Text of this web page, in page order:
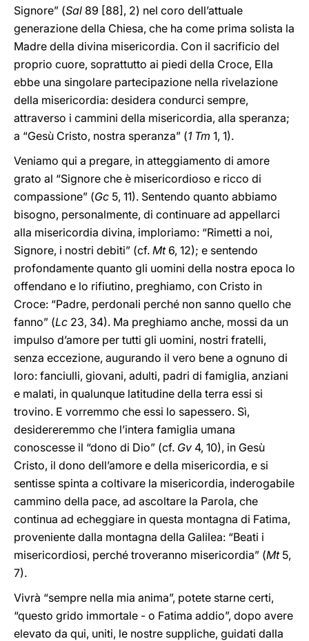
Signore” (Sal 89 [88], 2) nel coro dell’attuale
generazione della Chiesa, che ha come prima solista la
Madre della divina misericordia. Con il sacrificio del
proprio cuore, soprattutto ai piedi della Croce, Ella
ebbe una singolare partecipazione nella rivelazione
della misericordia: desidera condurci sempre,
attraverso i cammini della misericordia, alla speranza;
a “Gesù Cristo, nostra speranza” (1 Tm 1, 1).
Veniamo qui a pregare, in atteggiamento di amore
grato al “Signore che è misericordioso e ricco di
compassione” (Gc 5, 11). Sentendo quanto abbiamo
bisogno, personalmente, di continuare ad appellarci
alla misericordia divina, imploriamo: “Rimetti a noi,
Signore, i nostri debiti” (cf. Mt6, 12); e sentendo
profondamente quanto gli uomini della nostra epoca lo
offendano e lo rifiutino, preghiamo, con Cristo in
Croce: “Padre, perdonali perché non sanno quello che
fanno” (Lc 23, 34). Ma preghiamo anche, mossi da un
impulso d’amore per tutti gli uomini, nostri fratelli,
senza eccezione, augurando il vero bene a ognuno di
loro: fanciulli, giovani, adulti, padri di famiglia, anziani
e malati, in qualunque latitudine della terra essi si
trovino. E vorremmo che essi lo sapessero. Sì,
desidereremmo che l’intera famiglia umana
conoscesse il “dono di Dio” (cf. Gv 4, 10), in Gesù
Cristo, il dono dell’amore e della misericordia, e si
sentisse spinta a coltivare la misericordia, inderogabile
cammino della pace, ad ascoltare la Parola, che
continua ad echeggiare in questa montagna di Fatima,
proveniente dalla montagna della Galilea: “Beati i
misericordiosi, perché troveranno misericordia” (Mt5,
7).
Vivrà “sempre nella mia anima”, potete starne certi,
“questo grido immortale - o Fatima addio”, dopo avere
elevato da qui, uniti, le nostre suppliche, guidati dalla